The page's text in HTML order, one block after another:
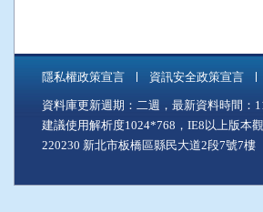
隱私權政策宣言 資訊安全政策宣言
資料庫更新週期：二週，最新資料時間：
建議使用解析度1024*768，IE8以上版本
220230 新北市板橋區縣民大道2段7號7